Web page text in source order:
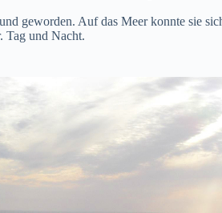
geworden. Auf das Meer konnte sie
Tag und Nacht.